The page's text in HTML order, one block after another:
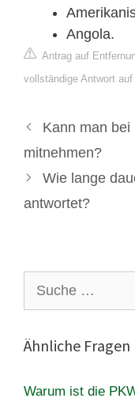
Angola.
Antrag auf
vollständige Antwort
Kann man
mitnehmen?
Wie lange
antwortet?
nach:
Ähnliche Fragen
Warum ist die